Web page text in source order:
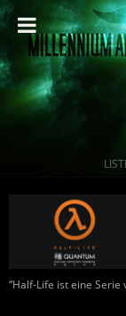
“Half-Life ist eine Serie